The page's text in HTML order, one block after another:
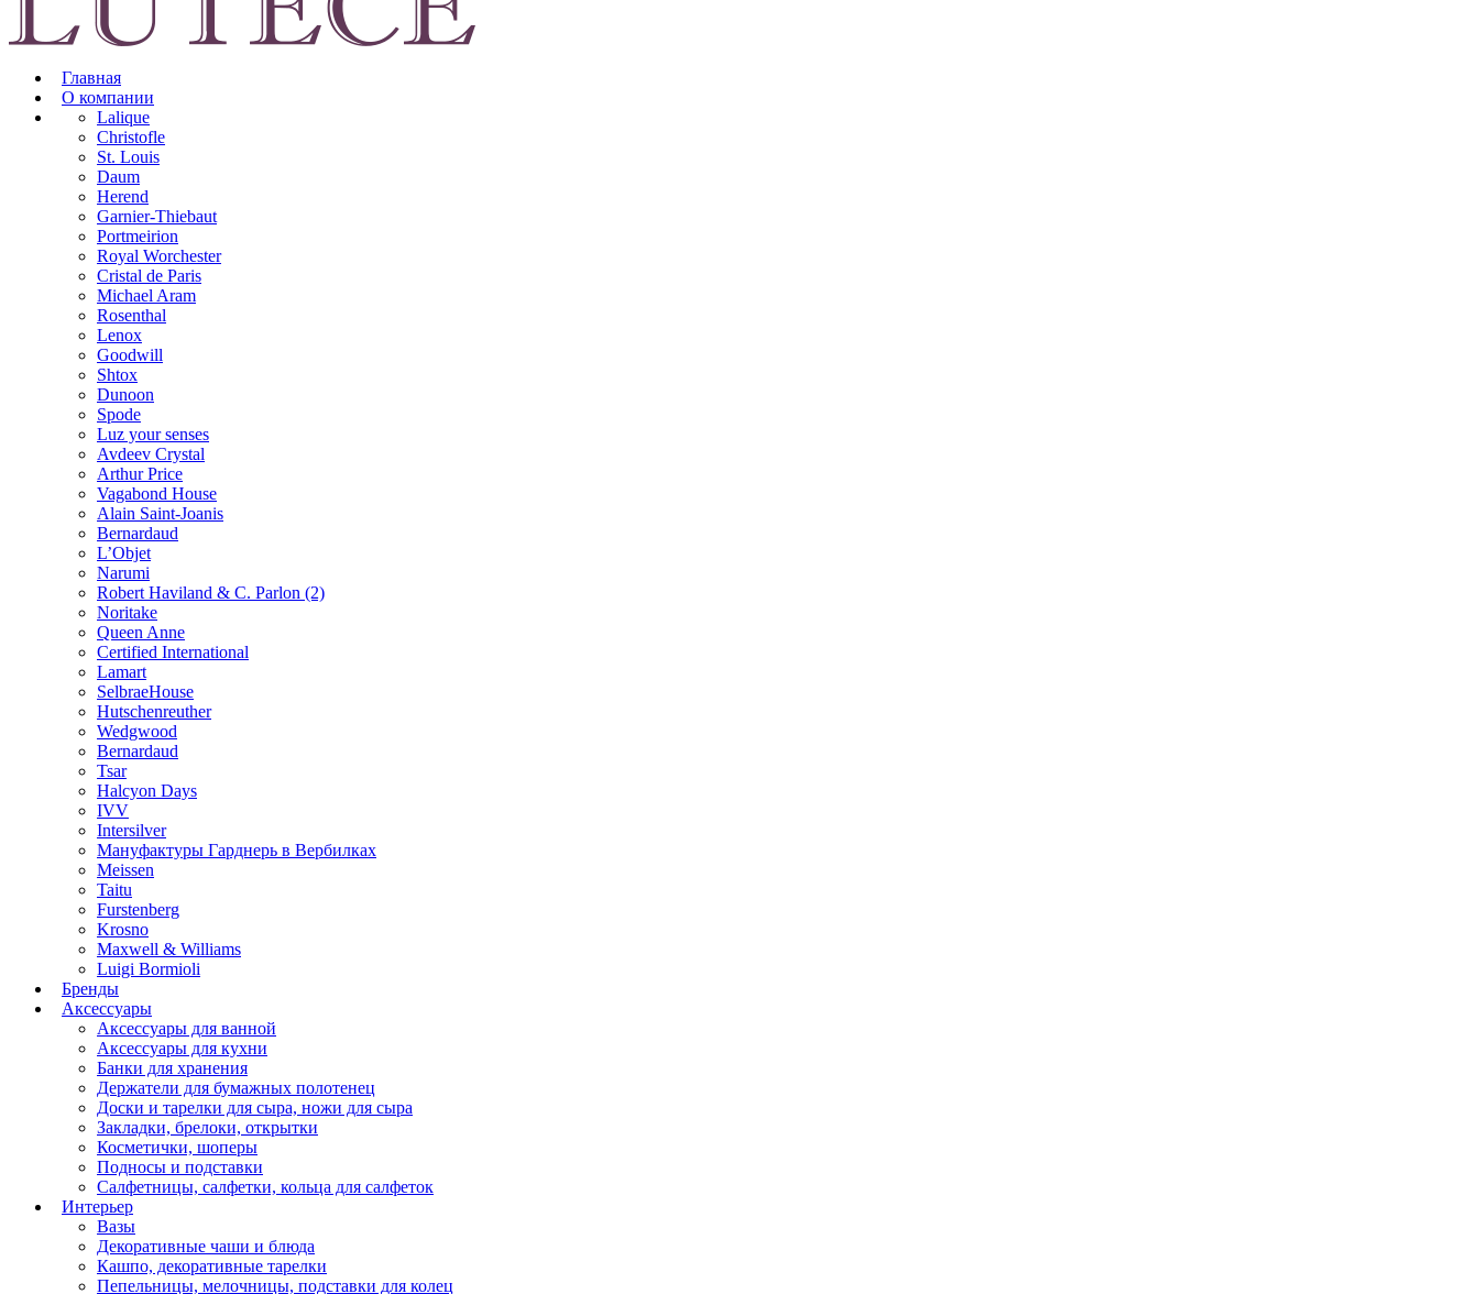
Главная
О компании
Lalique
Christofle
St. Louis
Daum
Herend
Garnier-Thiebaut
Portmeirion
Royal Worchester
Cristal de Paris
Michael Aram
Rosenthal
Lenox
Goodwill
Shtox
Dunoon
Spode
Luz your senses
Avdeev Crystal
Arthur Price
Vagabond House
Alain Saint-Joanis
Bernardaud
L’Objet
Narumi
Robert Haviland & C. Parlon (2)
Noritakе
Queen Anne
Certified International
Lamart
SelbraeHouse
Hutschenreuther
Wedgwood
Bernardaud
Tsar
Halcyon Days
IVV
Intersilver
Мануфактуры Гарднерь в Вербилках
Meissen
Taitu
Furstenberg
Krosno
Maxwell & Williams
Luigi Bormioli
Бренды
Аксессуары
Аксессуары для ванной
Аксессуары для кухни
Банки для хранения
Держатели для бумажных полотенец
Доски и тарелки для сыра, ножи для сыра
Закладки, брелоки, открытки
Косметички, шоперы
Подносы и подставки
Салфетницы, салфетки, кольца для салфеток
Интерьер
Вазы
Декоративные чаши и блюда
Кашпо, декоративные тарелки
Пепельницы, мелочницы, подставки для колец